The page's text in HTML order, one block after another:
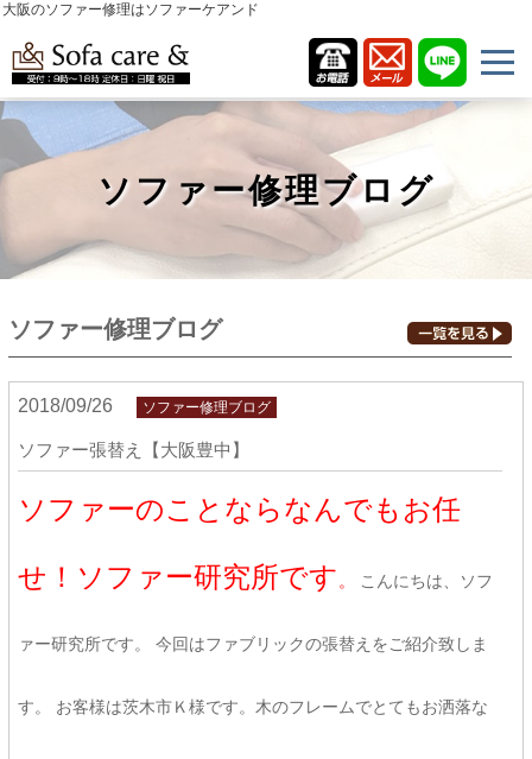
大阪のソファー修理はソファーケアンド
ソファー修理ブログ
ソファー修理ブログ
2018/09/26 ソファー修理ブログ
ソファー張替え【大阪豊中】
ソファーのことならなんでもお任
せ！ソファー研究所です 。 こんにちは、ソフ
ァー研究所です。 今回はファブリックの張替えをご紹介致しま
す。 お客様は茨木市Ｋ様です。木のフレームでとてもお洒落な